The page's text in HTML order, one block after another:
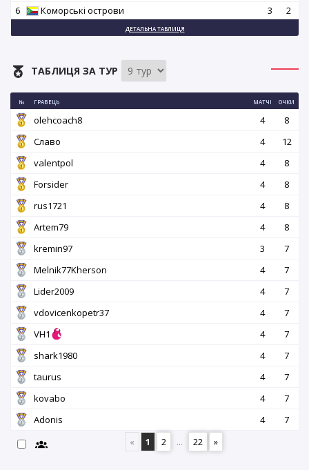
6 Коморські острови 3 2
ДЕТАЛЬНА ТАБЛИЦЯ
ТАБЛИЦЯ ЗА ТУР
№ ГРАВЕЦЬ МАТЧІ ОЧКИ
olehcoach8 4
8
Славо
4
12
valentpol
4
8
Forsider
4
8
rus1721
4
8
Artem79
4
8
kremin97
3
7
Melnik77Kherson
4
7
Lider2009
4
7
vdovicenkopetr37
4
7
VH1
4
7
shark1980
4
7
taurus
4
7
kovabo
4
7
Adonis
4
7
«
1 2 ... 22 »